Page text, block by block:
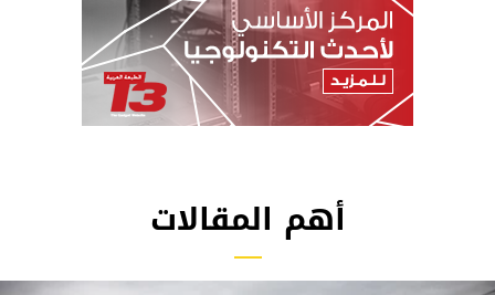
أهم المقالات